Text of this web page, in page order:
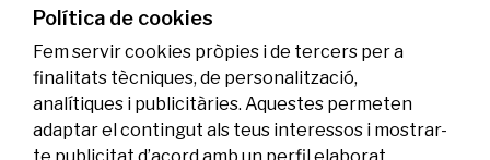
genoma i l’energia neta
Política de cookies
Fem servir cookies pròpies i de tercers per a
finalitats tècniques, de personalització,
analítiques i publicitàries. Aquestes permeten
adaptar el contingut als teus interessos i mostrar-